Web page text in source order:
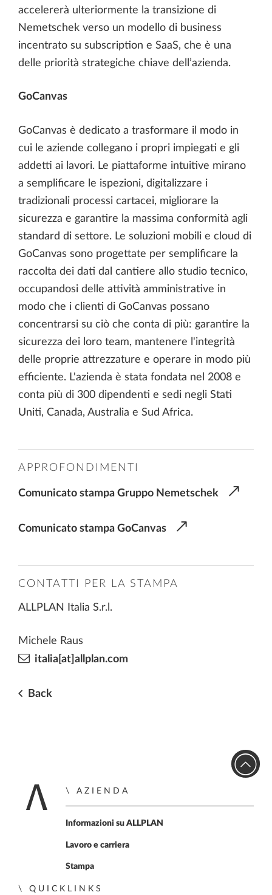
accelererà ulteriormente la transizione di
Nemetschek verso un modello di business
incentrato su subscription e SaaS, che è una
delle priorità strategiche chiave dell’azienda.
GoCanvas
GoCanvas è dedicato a trasformare il modo in
cui le aziende collegano i propri impiegati e gli
addetti ai lavori. Le piattaforme intuitive mirano
a semplificare le ispezioni, digitalizzare i
tradizionali processi cartacei, migliorare la
sicurezza e garantire la massima conformità agli
standard di settore. Le soluzioni mobili e cloud di
GoCanvas sono progettate per semplificare la
raccolta dei dati dal cantiere allo studio tecnico,
occupandosi delle attività amministrative in
modo che i clienti di GoCanvas possano
concentrarsi su ciò che conta di più: garantire la
sicurezza dei loro team, mantenere l'integrità
delle proprie attrezzature e operare in modo più
efficiente. L'azienda è stata fondata nel 2008 e
conta più di 300 dipendenti e sedi negli Stati
Uniti, Canada, Australia e Sud Africa.
APPROFONDIMENTI
Comunicato stampa Gruppo Nemetschek
Comunicato stampa GoCanvas
CONTATTI PER LA STAMPA
ALLPLAN Italia S.r.l.
Michele Raus
italia[at]allplan.com
Back
Home
AZIENDA
Informazioni su ALLPLAN
Lavoro e carriera
Stampa
QUICKLINKS